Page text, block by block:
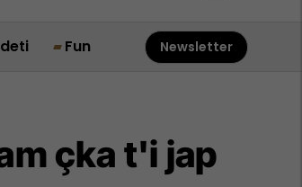
Fun Newsletter
çka t'i jap